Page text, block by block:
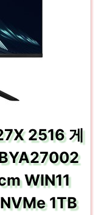
2516 게
WIN11
1TB